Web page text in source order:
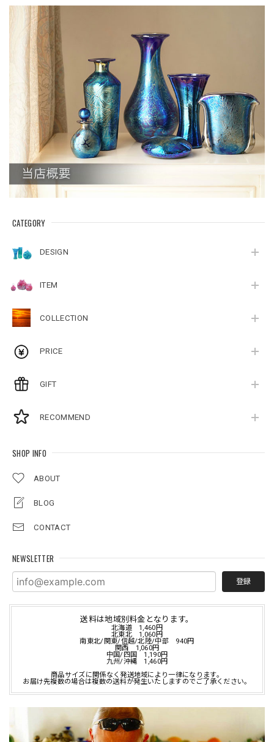
CATEGORY
DESIGN
ITEM
COLLECTION
PRICE
GIFT
RECOMMEND
SHOP INFO
ABOUT
BLOG
CONTACT
NEWSLETTER
登録
送料は地域別料金となります。
北海道 1,460円
北東北 1,060円
南東北/関東/信越/北陸/中部 940円
関西 1,060円
中国/四国 1,190円
九州/沖縄 1,460円
商品サイズに関係なく発送地域により一律になります。
お届け先複数の場合は複数の送料が発生いたしますのでご了承ください。